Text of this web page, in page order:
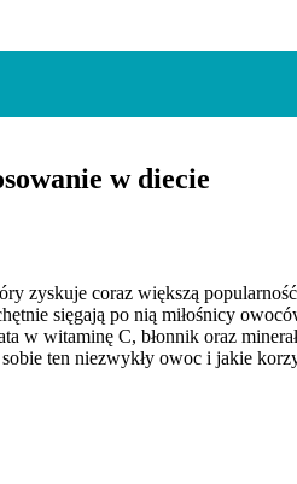
w diecie
zyskuje coraz większą
sięgają po nią miłośnicy
w witaminę C, błonnik oraz
ten niezwykły owoc i jakie